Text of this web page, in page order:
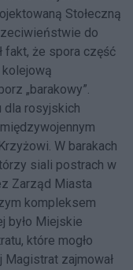
Stołeczną
do
fakt, że spora część
„barakowy”.
dla rosyjskich
W barakach
siali postrach w
Zarząd Miasta
kompleksem
było Miejskie
które mogło
zajmował